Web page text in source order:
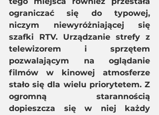
ograniczać się do typowej,
niczym niewyróżniającej się
szafki RTV. Urządzanie strefy z
telewizorem i sprzętem
pozwalającym na oglądanie
filmów w kinowej atmosferze
stało się dla wielu priorytetem. Z
ogromną starannością
dopieszcza się w niej każdy